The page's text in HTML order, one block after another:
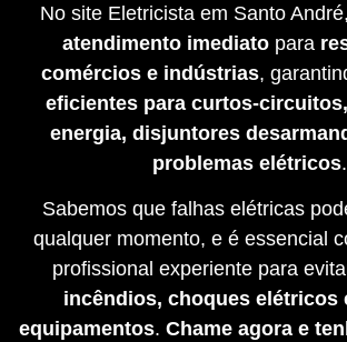
No site Eletricista em Santo
atendimento imediato para
comércios e indústrias,
eficientes para curtos-
energia, disjuntores
problemas elétricos.
Sabemos que falhas elétricas
qualquer momento, e é essencial
profissional experiente para
incêndios, choques elétricos
equipamentos. Chame agora e